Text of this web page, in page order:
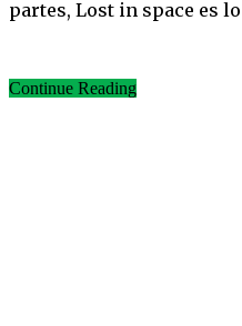
partes, Lost in space es
Continue Reading